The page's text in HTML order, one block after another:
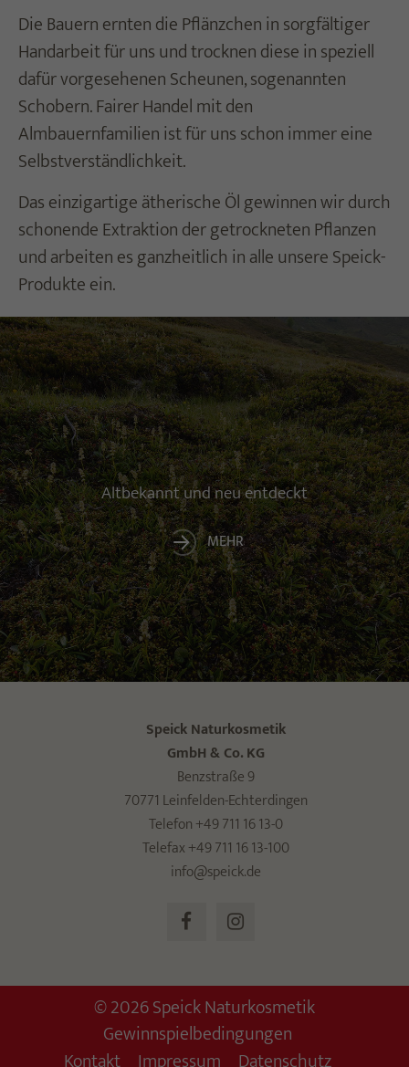
Die Bauern ernten die Pflänzchen in sorgfältiger
Handarbeit für uns und trocknen diese in speziell
dafür vorgesehenen Scheunen, sogenannten
Schobern. Fairer Handel mit den
Almbauernfamilien ist für uns schon immer eine
Selbstverständlichkeit.
Das einzigartige ätherische Öl gewinnen wir durch
schonende Extraktion der getrockneten Pflanzen
und arbeiten es ganzheitlich in alle unsere Speick-
Produkte ein.
Altbekannt und neu entdeckt
MEHR
Speick Naturkosmetik
GmbH & Co. KG
Benzstraße 9
70771 Leinfelden-Echterdingen
Telefon +49 711 16 13-0
Telefax +49 711 16 13-100
info@speick.de
© 2026 Speick Naturkosmetik
Gewinnspielbedingungen